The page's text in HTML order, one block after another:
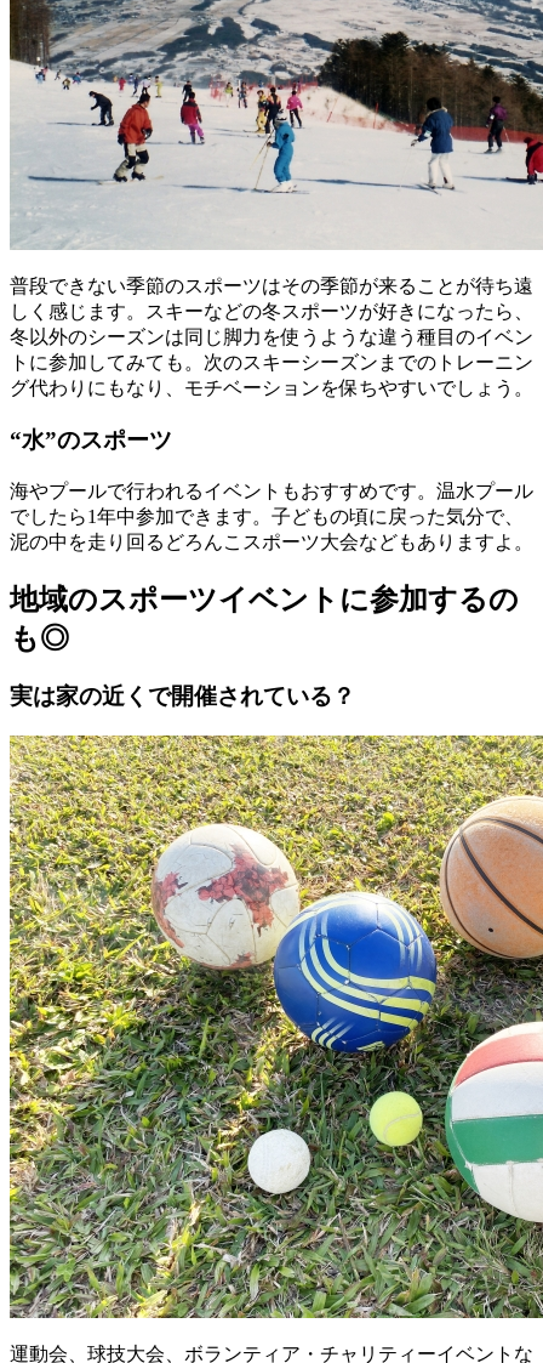
普段できない季節のスポーツはその季節が来ることが待ち遠
しく感じます。スキーなどの冬スポーツが好きになったら、
冬以外のシーズンは同じ脚力を使うような違う種目のイベン
トに参加してみても。次のスキーシーズンまでのトレーニン
グ代わりにもなり、モチベーションを保ちやすいでしょう。
“水”のスポーツ
海やプールで行われるイベントもおすすめです。温水プール
でしたら1年中参加できます。子どもの頃に戻った気分で、
泥の中を走り回るどろんこスポーツ大会などもありますよ。
地域のスポーツイベントに参加するの
も◎
実は家の近くで開催されている？
運動会、球技大会、ボランティア・チャリティーイベントな